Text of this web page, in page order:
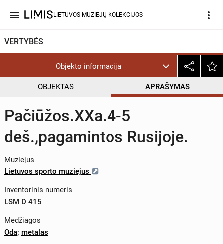
menu LIETUVOS MUZIEJŲ KOLEKCIJOS more_vert
VERTYBĖS
Objekto informacija
OBJEKTAS APRAŠYMAS
Pačiūžos.XXa.4-5
deš.,pagamintos Rusijoje.
Muziejus
Lietuvos sporto muziejus
Inventorinis numeris
LSM D 415
Medžiagos
Oda; metalas